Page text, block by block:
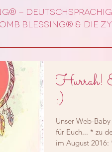
-
blessing® & die
Hurrah!
:)
Unser Web-
für Euch... * zu
im August 2016: